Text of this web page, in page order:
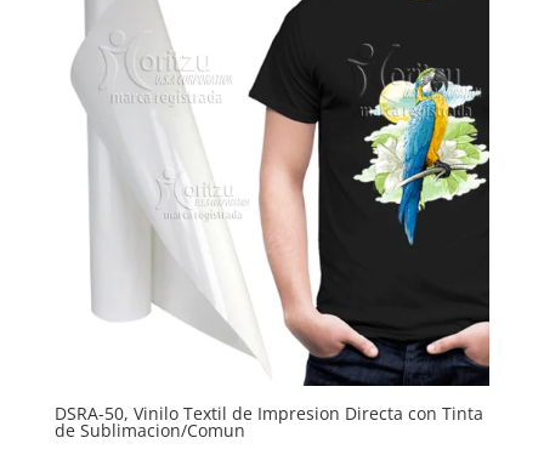
DSRA-50, Vinilo Textil de Impresion Directa con Tinta
de Sublimacion/Comun